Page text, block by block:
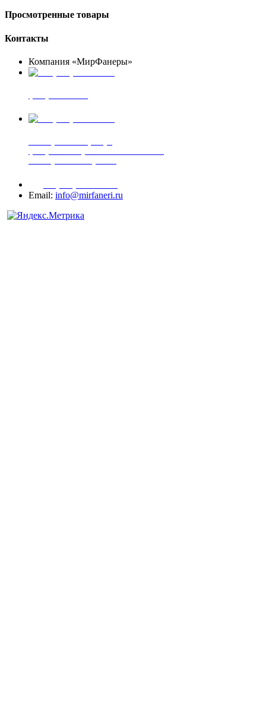
Просмотренные товары
Контакты
Компания «МирФанеры»
Email: info@mirfaneri.ru